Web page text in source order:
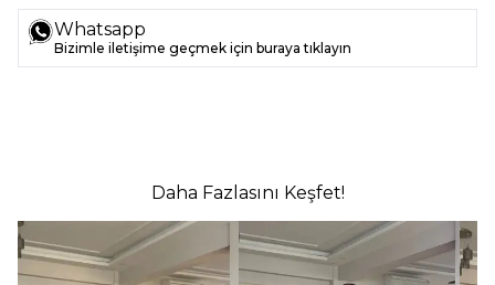
Whatsapp
Bizimle iletişime geçmek için buraya tıklayın
Daha Fazlasını Keşfet!